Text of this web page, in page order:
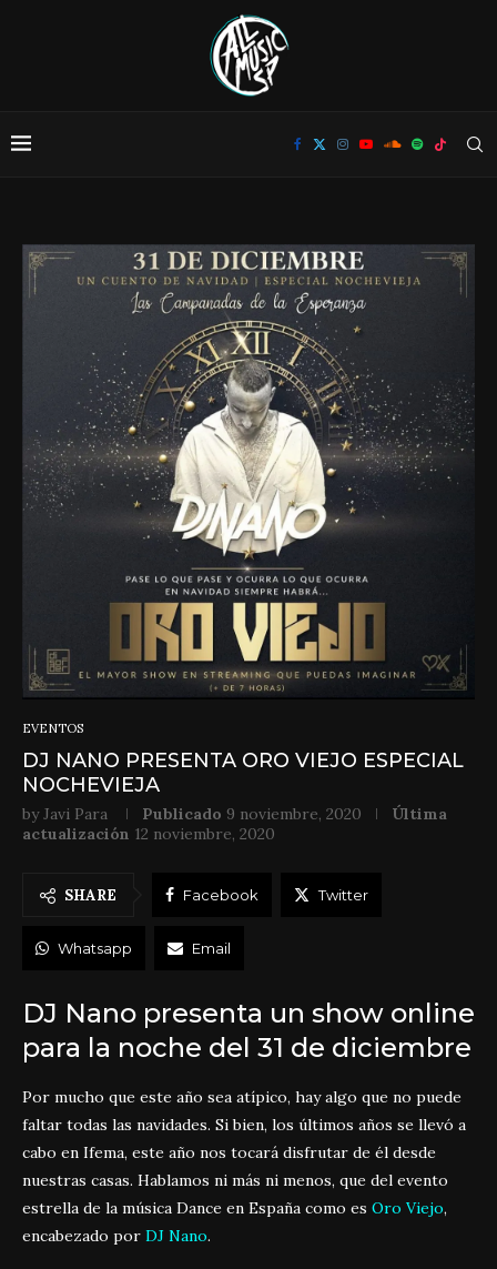
EVENTOS
DJ NANO PRESENTA ORO VIEJO ESPECIAL
NOCHEVIEJA
byJavi Para Publicado 9 noviembre, 2020
Última
actualización 12 noviembre, 2020
SHARE Facebook Twitter
Whatsapp Email
DJ Nano presenta un show online
para la noche del 31 de diciembre
Por mucho que este año sea atípico, hay algo que no puede
faltar todas las navidades. Si bien, los últimos años se llevó a
cabo en Ifema, este año nos tocará disfrutar de él desde
nuestras casas. Hablamos ni más ni menos, que del evento
estrella de la música Dance en España como es Oro Viejo,
encabezado por DJ Nano.